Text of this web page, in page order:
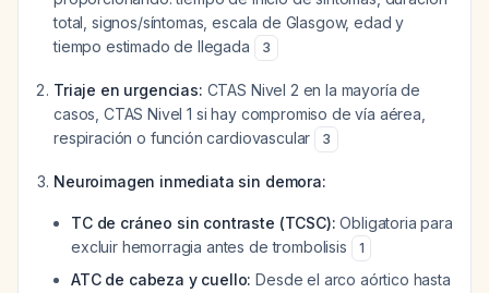
total, signos/síntomas, escala de Glasgow, edad y
tiempo estimado de llegada
3
Triaje en urgencias: CTAS Nivel 2 en la mayoría de
casos, CTAS Nivel 1 si hay compromiso de vía aérea,
respiración o función cardiovascular
3
Neuroimagen inmediata sin demora:
TC de cráneo sin contraste (TCSC): Obligatoria para
excluir hemorragia antes de trombolisis
1
ATC de cabeza y cuello: Desde el arco aórtico hasta